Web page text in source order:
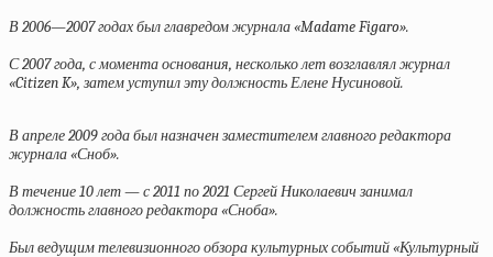
В 2006—2007 годах был главредом журнала «Madame Figaro».
С 2007 года, с момента основания, несколько лет возглавлял журнал
«Citizen K», затем уступил эту должность Елене Нусиновой.
В апреле 2009 года был назначен заместителем главного редактора
журнала «Сноб».
В течение 10 лет — с 2011 по 2021 Сергей Николаевич занимал
должность главного редактора «Сноба».
Был ведущим телевизионного обзора культурных событий «Культурный